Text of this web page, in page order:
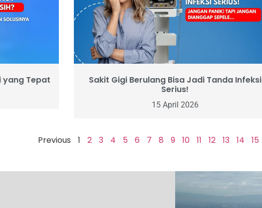
yang Tepat
Sakit Gigi Berulang Bisa Jadi Tanda Infeksi
Serius!
15 April 2026
Previous 1 2 3 4 5 6 7 8 9 10 11 12 13 14 15